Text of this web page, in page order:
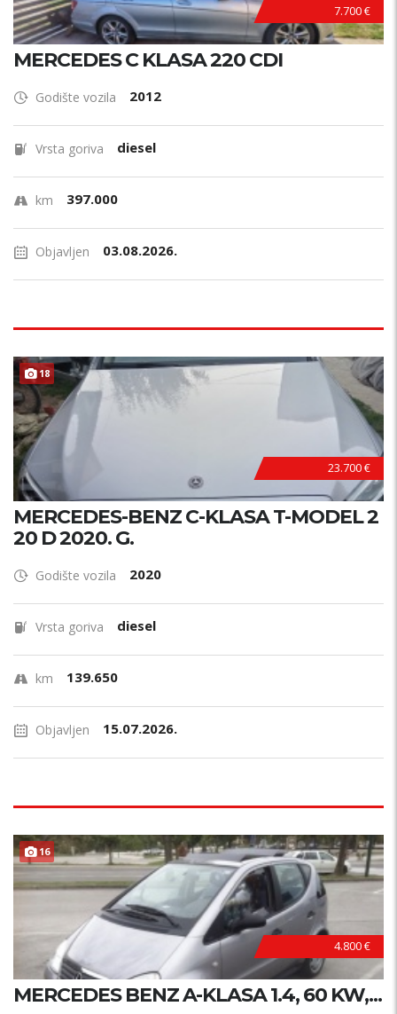
7.700 €
MERCEDES C KLASA 220 CDI
Godište vozila 2012
Vrsta goriva diesel
km 397.000
Objavljen 03.08.2026.
18
23.700 €
MERCEDES-BENZ C-KLASA T-MODEL 2
20 D 2020. G.
Godište vozila 2020
Vrsta goriva diesel
km 139.650
Objavljen 15.07.2026.
16
4.800 €
MERCEDES BENZ A-KLASA 1.4, 60 KW,...